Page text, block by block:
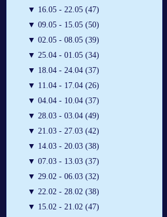
▼ 16.05 - 22.05 (47)
▼ 09.05 - 15.05 (50)
▼ 02.05 - 08.05 (39)
▼ 25.04 - 01.05 (34)
▼ 18.04 - 24.04 (37)
▼ 11.04 - 17.04 (26)
▼ 04.04 - 10.04 (37)
▼ 28.03 - 03.04 (49)
▼ 21.03 - 27.03 (42)
▼ 14.03 - 20.03 (38)
▼ 07.03 - 13.03 (37)
▼ 29.02 - 06.03 (32)
▼ 22.02 - 28.02 (38)
▼ 15.02 - 21.02 (47)